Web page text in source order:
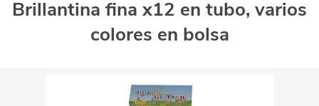
Brillantina fina x12 en tubo, varios
colores en bolsa